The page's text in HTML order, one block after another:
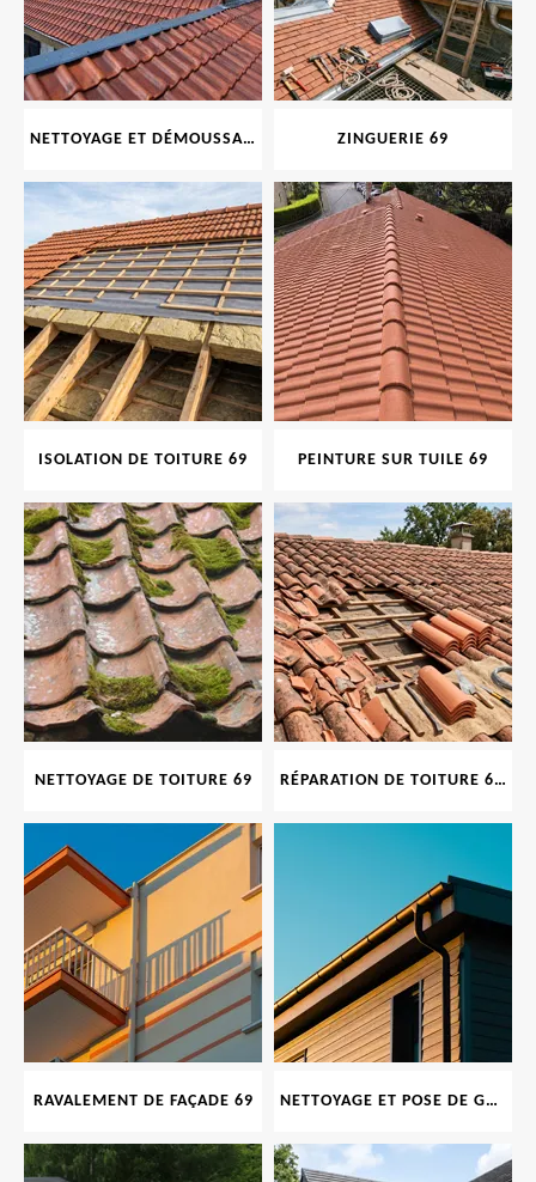
NETTOYAGE ET DÉMOUSSAGE DE TOITURE ET FAÇADE 69 ZINGUERIE 69
ISOLATION DE TOITURE 69 PEINTURE SUR TUILE 69
NETTOYAGE DE TOITURE 69 RÉPARATION DE TOITURE 69 RHONE, TUILES CASSÉES OU ABIMÉES
RAVALEMENT DE FAÇADE 69 NETTOYAGE ET POSE DE GOUTTIÈRE 69